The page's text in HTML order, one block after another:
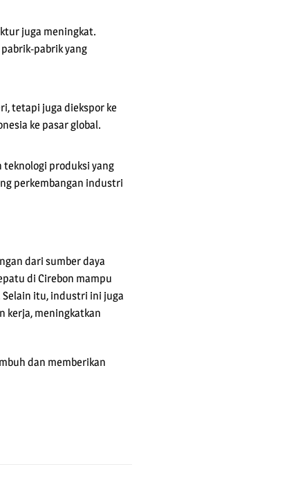
juga meningkat.
pabrik yang
tetapi juga diekspor ke
ke pasar global.
teknologi produksi yang
perkembangan industri
dari sumber daya
di Cirebon mampu
itu, industri ini juga
kerja, meningkatkan
dan memberikan